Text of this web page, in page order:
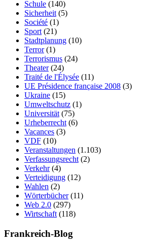
Schule (140)
Sicherheit (5)
Société (1)
Sport (21)
Stadtplanung (10)
Terror(1)
Terrorismus (24)
Theater(24)
Traité de l'Élysée (11)
UE Présidence française 2008 (3)
Ukraine (15)
Umweltschutz (1)
Universität (75)
Urheberrecht (6)
Vacances (3)
VDF (10)
Veranstaltungen (1.103)
Verfassungsrecht (2)
Verkehr(4)
Verteidigung (12)
Wahlen (2)
Wörterbücher(11)
Web 2.0 (297)
Wirtschaft (118)
Frankreich-Blog